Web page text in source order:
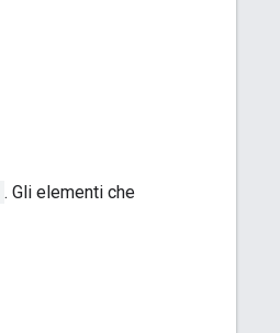
. Gli elementi che